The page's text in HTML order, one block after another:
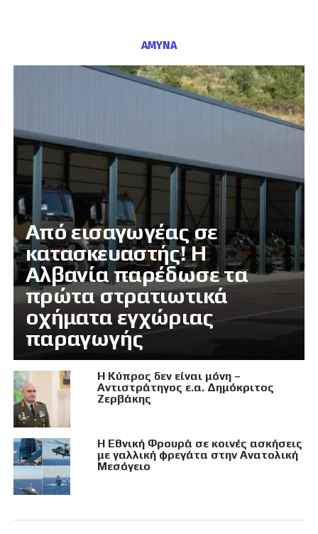
ΑΜΥΝΑ
Από εισαγωγέας σε
κατασκευαστής! Η
Αλβανία παρέδωσε τα
πρώτα στρατιωτικά
οχήματα εγχώριας
παραγωγής
Η Κύπρος δεν είναι μόνη –
Αντιστράτηγος ε.α. Δημόκριτος
Ζερβάκης
Η Εθνική Φρουρά σε κοινές ασκήσεις
με γαλλική φρεγάτα στην Ανατολική
Μεσόγειο